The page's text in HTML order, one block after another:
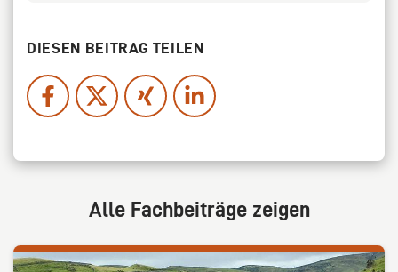
DIESEN BEITRAG TEILEN
Alle Fachbeiträge zeigen